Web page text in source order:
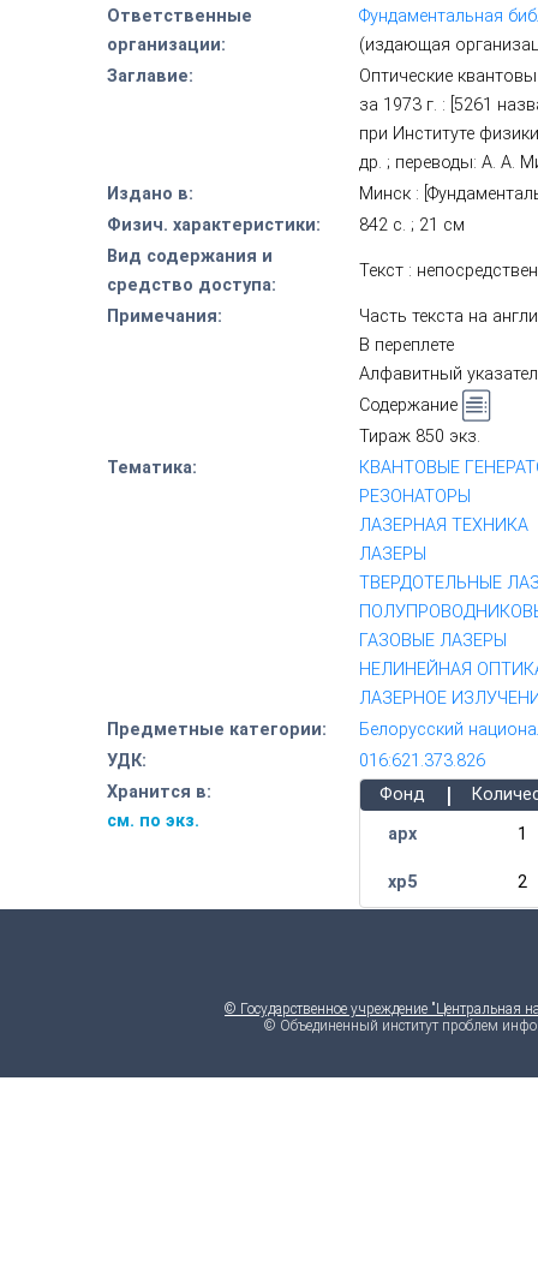
Ответственные
организации:
Фундаментальная
(издающая
Заглавие:
Оптические
за 1973 г. : [5261
при Институте
др. ; переводы: А. А.
Издано в:
Минск :
Физич. характеристики:
842 с. ; 21 см
Вид содержания и
средство доступа:
Текст :
Примечания:
Часть текста на
В переплете
Алфавитный
Содержание
Тираж 850 экз.
Тематика:
КВАНТОВЫЕ
РЕЗОНАТОРЫ
ЛАЗЕРНАЯ ТЕХНИКА
ЛАЗЕРЫ
ТВЕРДОТЕЛЬНЫЕ
ГАЗОВЫЕ ЛАЗЕРЫ
НЕЛИНЕЙНАЯ
ЛАЗЕРНОЕ
Предметные категории:
Белорусский
УДК:
016:621.373.826
Хранится в:
см. по экз.
Фонд |
арх
1
хр5 2
© Государственное учреждение
© Объединенный институт проблем